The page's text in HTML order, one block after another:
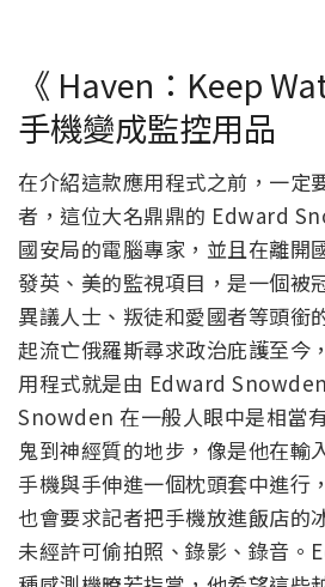
《 Haven：Keep
手機變成監控用品
在介紹這款應用程式之前，一定
者，這位大名鼎鼎的 Edward
國安局的電腦專家，並且在離開
發英、美的監視項目，是一個被
異議人士、叛徒和愛國者等頭銜
起流亡俄羅斯尋求政治庇護至今
用程式就是由 Edward
Snowden 在一般人眼中是相當
鬼到神經質的地步，像是他在輸
手機與手伸進一個枕頭套中進行
也會要求記者把手機放進飯店的
未經許可偷拍照、錄影、錄音。